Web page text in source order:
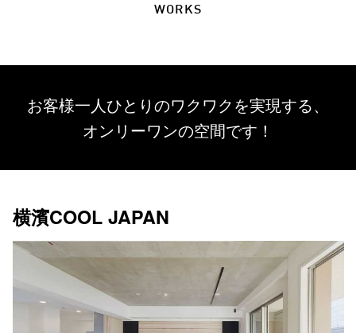
WORKS
お客様一人ひとりのワクワクを実現する、
オンリーワンの空間です！
横濱COOL JAPAN